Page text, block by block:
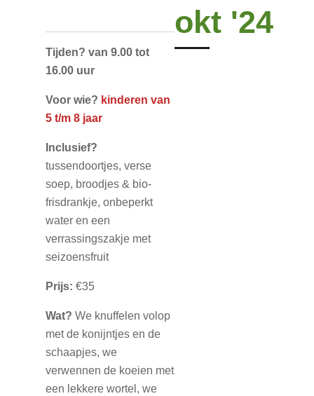
okt '24
Tijden? van 9.00 tot
16.00 uur
Voor wie? kinderen van
5 t/m 8 jaar
Inclusief?
tussendoortjes, verse
soep, broodjes & bio-
frisdrankje, onbeperkt
water en een
verrassingszakje met
seizoensfruit
Prijs: €35
Wat? We knuffelen volop
met de konijntjes en de
schaapjes, we
verwennen de koeien met
een lekkere wortel, we